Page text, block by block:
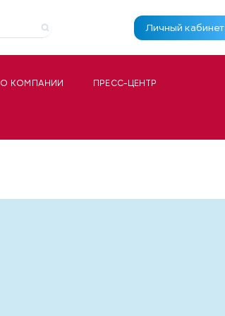
Личный кабинет
О КОМПАНИИ ПРЕСС-ЦЕНТР